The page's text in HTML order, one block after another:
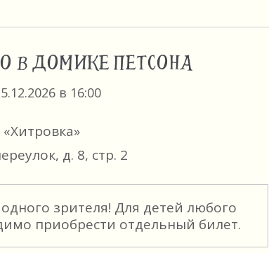
В ДОМИКЕ ПЕТСОНА
в 16:00
д. 8, стр. 2
зрителя! Для детей любого
приобрести отдельный билет.